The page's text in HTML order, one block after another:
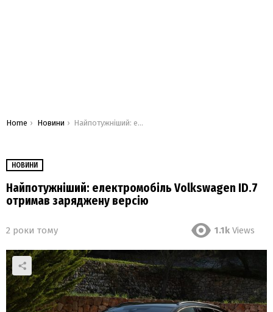
You are here:
Home Новини Найпотужніший: електромобіль Volkswagen ID.7 отримав заряджену версію
НОВИНИ
Найпотужніший: електромобіль Volkswagen ID.7
отримав заряджену версію
2 роки тому 1.1k Views